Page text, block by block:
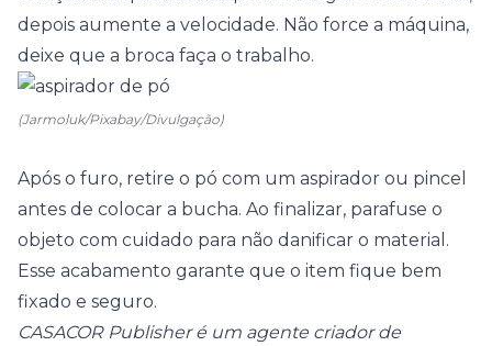
depois aumente a velocidade. Não force a máquina,
deixe que a broca faça o trabalho.
(Jarmoluk/Pixabay/Divulgação)
Após o furo, retire o pó com um aspirador ou pincel
antes de colocar a bucha. Ao finalizar, parafuse o
objeto com cuidado para não danificar o material.
Esse acabamento garante que o item fique bem
fixado e seguro.
CASACOR Publisher é um agente criador de